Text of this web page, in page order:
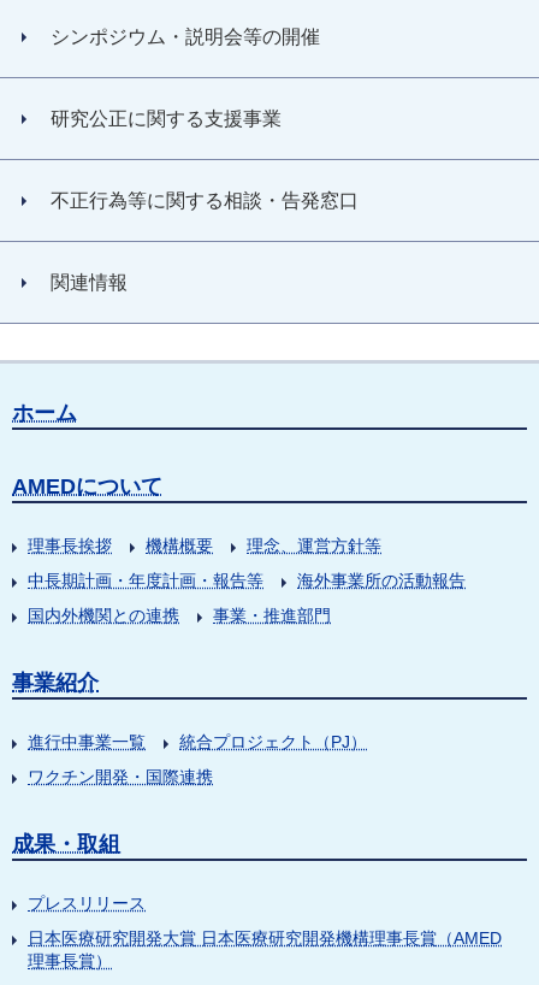
シンポジウム・説明会等の開催
研究公正に関する支援事業
不正行為等に関する相談・告発窓口
関連情報
ホーム
AMEDについて
理事長挨拶 機構概要
理念、運営方針等
中長期計画・年度計画・報告等
海外事業所の活動報告
国内外機関との連携
事業・推進部門
事業紹介
進行中事業一覧
統合プロジェクト（PJ）
ワクチン開発・国際連携
成果・取組
プレスリリース
日本医療研究開発大賞 日本医療研究開発機構理事長賞（AMED
理事長賞）